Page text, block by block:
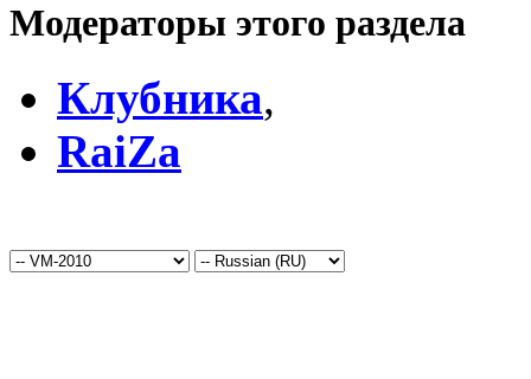
Модераторы этого раздела
Клубника,
RaiZa